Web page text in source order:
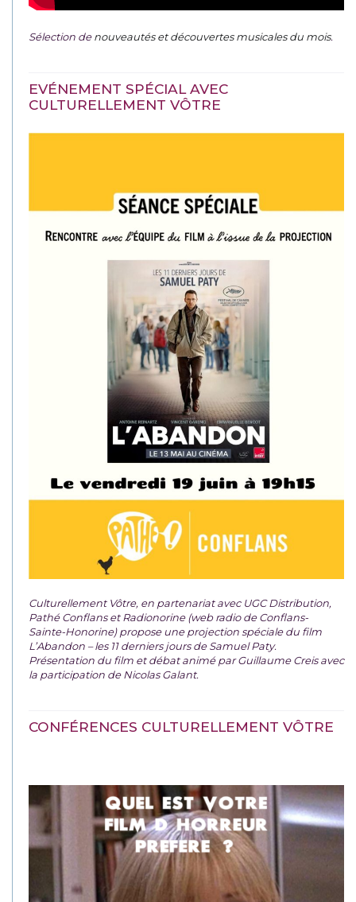
Sélection denouveautés et découvertes musicales du mois.
EVÉNEMENT SPÉCIAL AVEC
CULTURELLEMENT VÔTRE
Culturellement Vôtre, en partenariat avec UGC Distribution,
Pathé Conflans et Radionorine (web radio de Conflans-
Sainte-Honorine) propose une projection spéciale du film
L’Abandon – les 11 derniers jours de Samuel Paty.
Présentation du film et débat animé par Guillaume Creis avec
la participation de Nicolas Galant.
CONFÉRENCES CULTURELLEMENT VÔTRE